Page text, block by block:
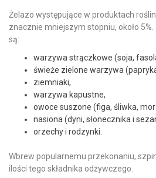
Żelazo występujące w produktach
znacznie mniejszym stopniu, około
są:
warzywa strączkowe (soja,
świeże zielone warzywa
ziemniaki,
warzywa kapustne,
owoce suszone (figa, śliwka,
nasiona (dyni, słonecznika i
orzechy i rodzynki.
Wbrew popularnemu przekonaniu,
ilości tego składnika odżywczego.